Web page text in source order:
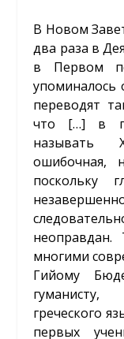
В Новом
два раза в
в Первом
упоминалось
переводят
что […] в
называть
ошибочная,
поскольку
неоправдан.
многими
Гийому
греческого
первых